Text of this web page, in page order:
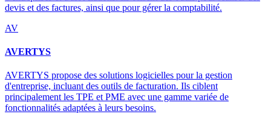
devis et des factures, ainsi que pour gérer la comptabilité.
AV
AVERTYS
AVERTYS propose des solutions logicielles pour la gestion
d'entreprise, incluant des outils de facturation. Ils ciblent
principalement les TPE et PME avec une gamme variée de
fonctionnalités adaptées à leurs besoins.